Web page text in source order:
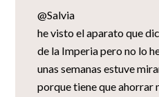
@Salvia
he visto el aparato que
de la Imperia pero no lo
unas semanas estuve
porque tiene que ahorrar